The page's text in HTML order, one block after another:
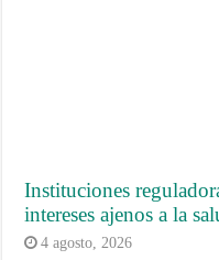
Instituciones
intereses ajenos a la
4 agosto, 2026